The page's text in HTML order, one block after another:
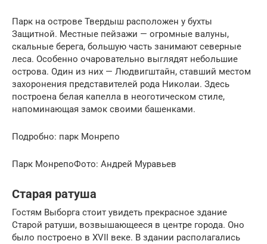
Парк на острове Твердыш расположен у бухты
Защитной. Местные пейзажи — огромные валуны,
скальные берега, большую часть занимают северные
леса. Особенно очаровательно выглядят небольшие
острова. Один из них — Людвигштайн, ставший местом
захоронения представителей рода Николаи. Здесь
построена белая капелла в неоготическом стиле,
напоминающая замок своими башенками.
Подробно: парк Монрепо
Парк МонрепоФото: Андрей Муравьев
Старая ратуша
Гостям Выборга стоит увидеть прекрасное здание
Старой ратуши, возвышающееся в центре города. Оно
было построено в XVII веке. В здании располагались